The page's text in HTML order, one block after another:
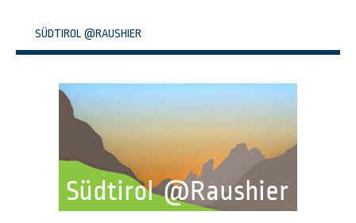
SÜDTIROL @RAUSHIER